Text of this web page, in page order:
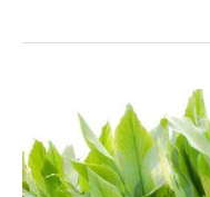
Serai
100%
Hidup